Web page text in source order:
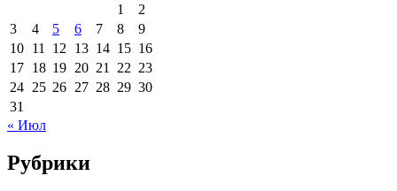
1
2
3
4 5 6 7 8
9
10 11 12 13 14 15 16
17 18 19 20 21 22 23
24 25 26 27 28 29 30
31
« Июл
Рубрики